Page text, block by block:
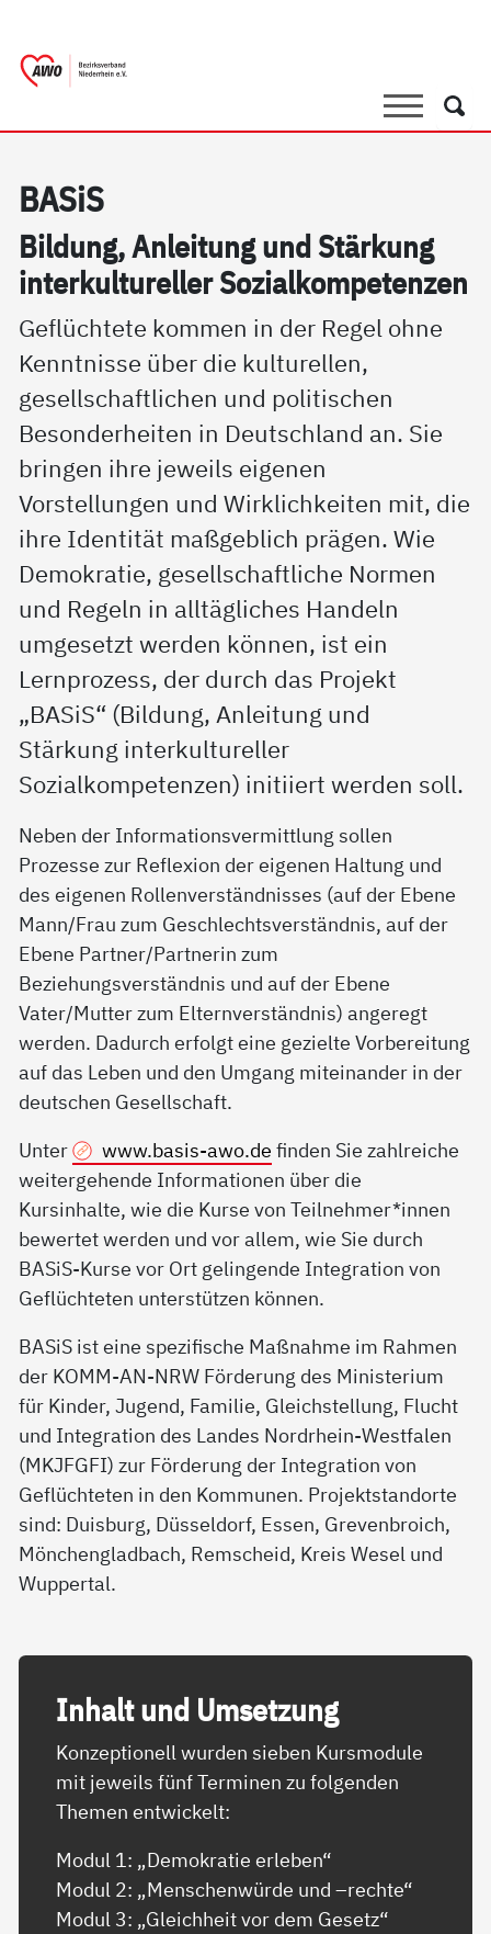
SucheSuche
BA­SiS
Bil­dung, An­lei­tung und Stär­kung
in­ter­kul­tu­rel­ler So­zial­kom­pe­ten­zen
Geflüchtete kommen in der Regel ohne
Kenntnisse über die kulturellen,
gesellschaftlichen und politischen
Besonderheiten in Deutschland an. Sie
bringen ihre jeweils eigenen
Vorstellungen und Wirklichkeiten mit, die
ihre Identität maßgeblich prägen. Wie
Demokratie, gesellschaftliche Normen
und Regeln in alltägliches Handeln
umgesetzt werden können, ist ein
Lernprozess, der durch das Projekt
„BASiS“ (Bildung, Anleitung und
Stärkung interkultureller
Sozialkompetenzen) initiiert werden soll.
Neben der Informationsvermittlung sollen
Prozesse zur Reflexion der eigenen Haltung und
des eigenen Rollenverständnisses (auf der Ebene
Mann/Frau zum Geschlechtsverständnis, auf der
Ebene Partner/Partnerin zum
Beziehungsverständnis und auf der Ebene
Vater/Mutter zum Elternverständnis) angeregt
werden. Dadurch erfolgt eine gezielte Vorbereitung
auf das Leben und den Umgang miteinander in der
deutschen Gesellschaft.
Unter
www.basis-awo.de finden Sie zahlreiche
weitergehende Informationen über die
Kursinhalte, wie die Kurse von Teilnehmer*innen
bewertet werden und vor allem, wie Sie durch
BASiS-Kurse vor Ort gelingende Integration von
Geflüchteten unterstützen können.
BASiS ist eine spezifische Maßnahme im Rahmen
der KOMM-AN-NRW Förderung des Ministerium
für Kinder, Jugend, Familie, Gleichstellung, Flucht
und Integration des Landes Nordrhein-Westfalen
(MKJFGFI) zur Förderung der Integration von
Geflüchteten in den Kommunen. Projektstandorte
sind: Duisburg, Düsseldorf, Essen, Grevenbroich,
Mönchengladbach, Remscheid, Kreis Wesel und
Wuppertal.
In­halt und Um­set­zung
Konzeptionell wurden sieben Kursmodule
mit jeweils fünf Terminen zu folgenden
Themen entwickelt:
Modul 1: „Demokratie erleben“
Modul 2: „Menschenwürde und –rechte“
Modul 3: „Gleichheit vor dem Gesetz“